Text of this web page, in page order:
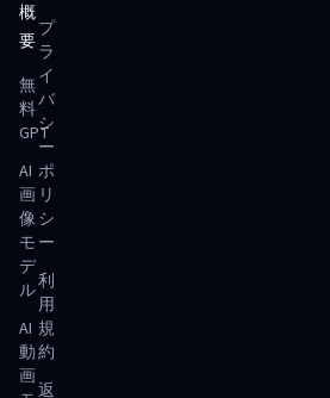
概
要
無
料
GPT
AI
画
像
モ
デ
ル
AI
動
画
プ
ラ
イ
バ
シ
ー
ポ
リ
シ
ー
利
用
規
約
返